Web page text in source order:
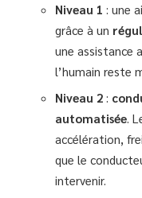
Niveau 1 : une
grâce à un
une assistance
l’humain reste
Niveau 2 :
automatisée.
accélération,
que le
intervenir.